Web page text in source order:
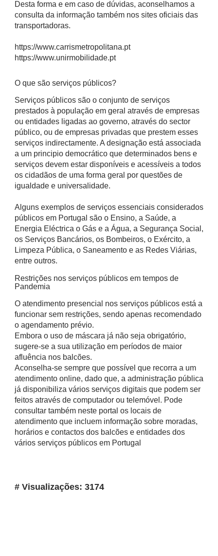
Desta forma e em caso de dúvidas, aconselhamos a
consulta da informação também nos sites oficiais das
transportadoras.
https://www.carrismetropolitana.pt
https://www.unirmobilidade.pt
O que são serviços públicos?
Serviços públicos são o conjunto de serviços
prestados à população em geral através de empresas
ou entidades ligadas ao governo, através do sector
público, ou de empresas privadas que prestem esses
serviços indirectamente. A designação está associada
a um principio democrático que determinados bens e
serviços devem estar disponíveis e acessíveis a todos
os cidadãos de uma forma geral por questões de
igualdade e universalidade.
Alguns exemplos de serviços essenciais considerados
públicos em Portugal são o Ensino, a Saúde, a
Energia Eléctrica o Gás e a Água, a Segurança Social,
os Serviços Bancários, os Bombeiros, o Exército, a
Limpeza Pública, o Saneamento e as Redes Viárias,
entre outros.
Restrições nos serviços públicos em tempos de
Pandemia
O atendimento presencial nos serviços públicos está a
funcionar sem restrições, sendo apenas recomendado
o agendamento prévio.
Embora o uso de máscara já não seja obrigatório,
sugere-se a sua utilização em períodos de maior
afluência nos balcões.
Aconselha-se sempre que possível que recorra a um
atendimento online, dado que, a administração pública
já disponibiliza vários serviços digitais que podem ser
feitos através de computador ou telemóvel. Pode
consultar também neste portal os locais de
atendimento que incluem informação sobre moradas,
horários e contactos dos balcões e entidades dos
vários serviços públicos em Portugal
# Visualizações: 3174